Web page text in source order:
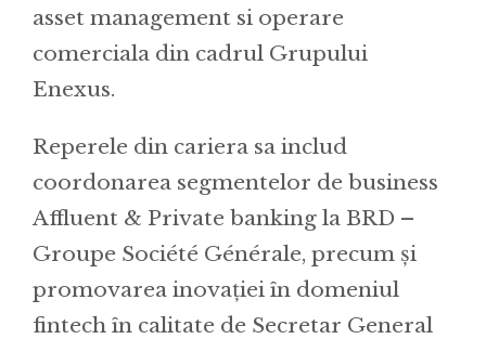
asset management si operare
comerciala din cadrul Grupului
Enexus.
Reperele din cariera sa includ
coordonarea segmentelor de business
Affluent & Private banking la BRD –
Groupe Société Générale, precum și
promovarea inovației în domeniul
fintech în calitate de Secretar General